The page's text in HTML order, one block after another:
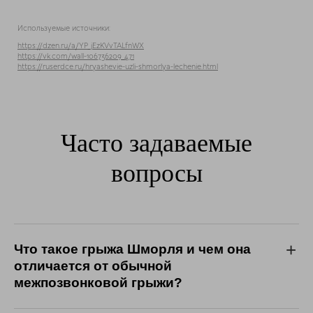
Используемые источники:
https://dzen.ru/a/YP_jEzKVvTALfnWX
https://vk.com/wall-106736209_471
https://ruserdce.ru/hryashevie-uzli-shmorlya-lechenie.html
Часто задаваемые
вопросы
Что такое грыжа Шморля и чем она
отличается от обычной
межпозвонковой грыжи?